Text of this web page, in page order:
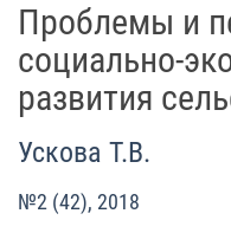
Проблемы и
социально-
развития
Ускова Т.В.
№2 (42), 2018